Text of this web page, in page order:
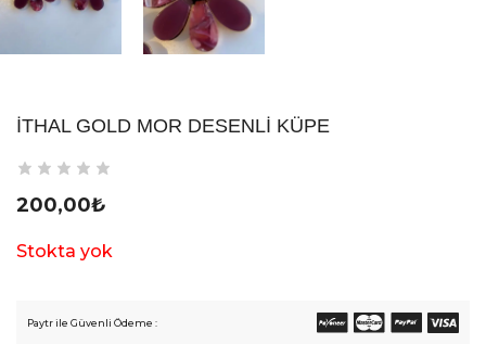
İTHAL GOLD MOR DESENLI KÜPE
200,00₺
Stokta yok
Paytr ile Güvenli Ödeme :